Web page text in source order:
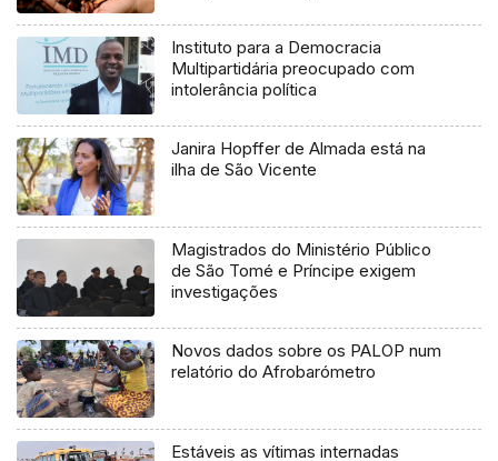
Instituto para a Democracia
Multipartidária preocupado com
intolerância política
Janira Hopffer de Almada está na
ilha de São Vicente
Magistrados do Ministério Público
de São Tomé e Príncipe exigem
investigações
Novos dados sobre os PALOP num
relatório do Afrobarómetro
Estáveis as vítimas internadas